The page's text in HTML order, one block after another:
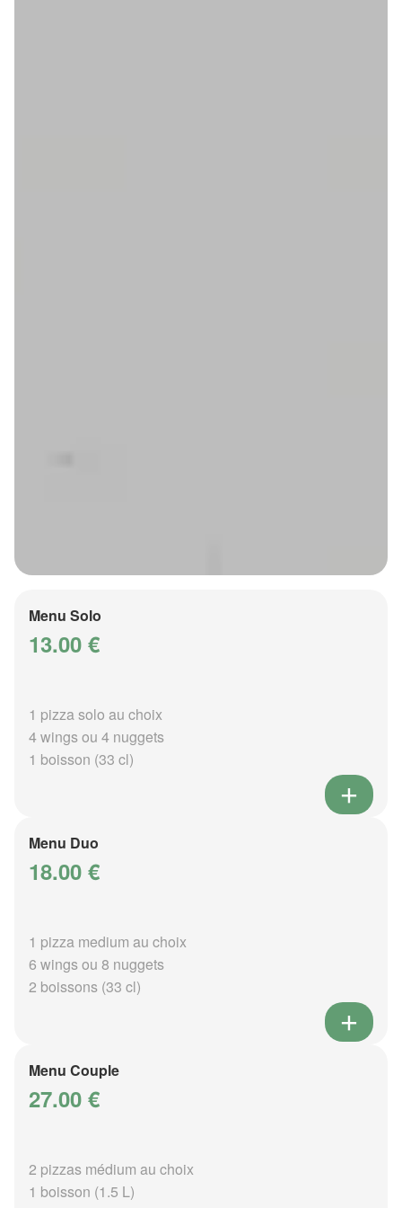
Menu Solo
13.00 €
1 pizza solo au choix
4 wings ou 4 nuggets
1 boisson (33 cl)
Menu Duo
18.00 €
1 pizza medium au choix
6 wings ou 8 nuggets
2 boissons (33 cl)
Menu Couple
27.00 €
2 pizzas médium au choix
1 boisson (1.5 L)